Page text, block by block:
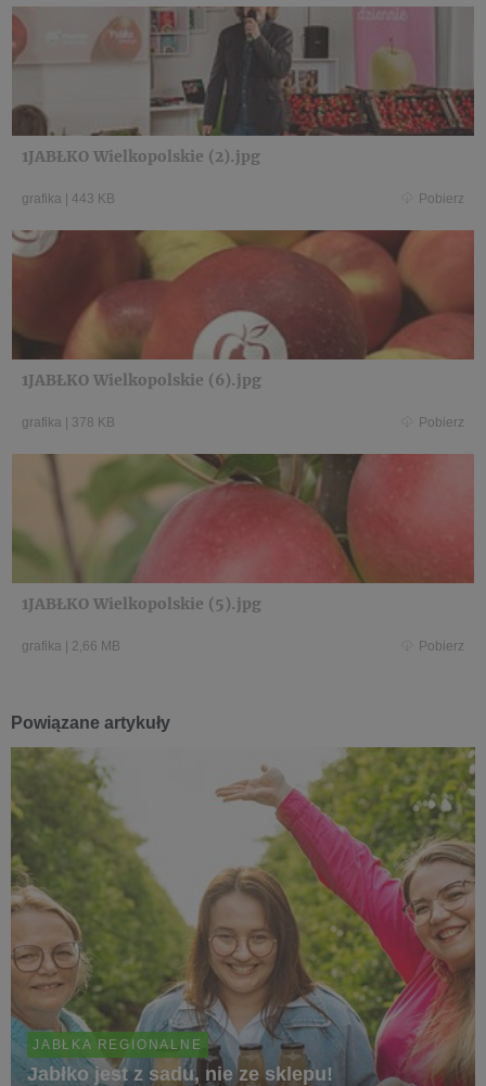
1JABŁKO Wielkopolskie (2).jpg
grafika 443 KB Pobierz
1JABŁKO Wielkopolskie (6).jpg
grafika 378 KB Pobierz
1JABŁKO Wielkopolskie (5).jpg
grafika 2,66 MB Pobierz
Powiązane artykuły
JABŁKA REGIONALNE
Jabłko jest z sadu, nie ze sklepu!